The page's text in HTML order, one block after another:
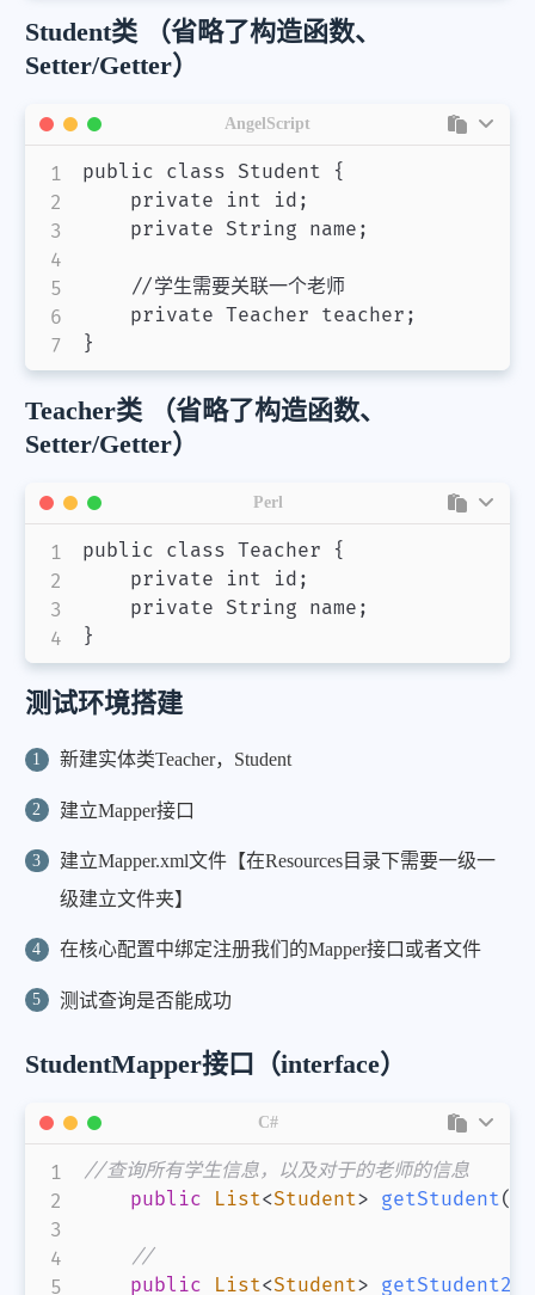
Student类 （省略了构造函数、
Setter/Getter）
public class Student {
    private int id;
    private String name;
    //学生需要关联一个老师
    private Teacher teacher;
AngelScript
Teacher类 （省略了构造函数、
Setter/Getter）
public class Teacher {
    private int id
;
    private String name
;
}
Perl
测试环境搭建
新建实体类Teacher，Student
建立Mapper接口
建立Mapper.xml文件【在Resources目录下需要一级一
级建立文件夹】
在核心配置中绑定注册我们的Mapper接口或者文件
测试查询是否能成功
StudentMapper接口（interface）
//查询所有学生信息，以及对于的老师的信息
public
List<Student> getStudent(
//
public
List<Student> getStudent2
C#